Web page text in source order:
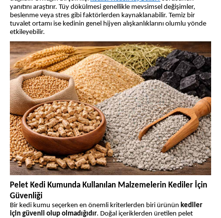
yanıtını araştırır. Tüy dökülmesi genellikle mevsimsel değişimler,
beslenme veya stres gibi faktörlerden kaynaklanabilir. Temiz bir
tuvalet ortamı ise kedinin genel hijyen alışkanlıklarını olumlu yönde
etkileyebilir.
Pelet Kedi Kumunda Kullanılan Malzemelerin Kediler İçin
Güvenliği
Bir kedi kumu seçerken en önemli kriterlerden biri ürünün kediler
için güvenli olup olmadığıdır. Doğal içeriklerden üretilen pelet